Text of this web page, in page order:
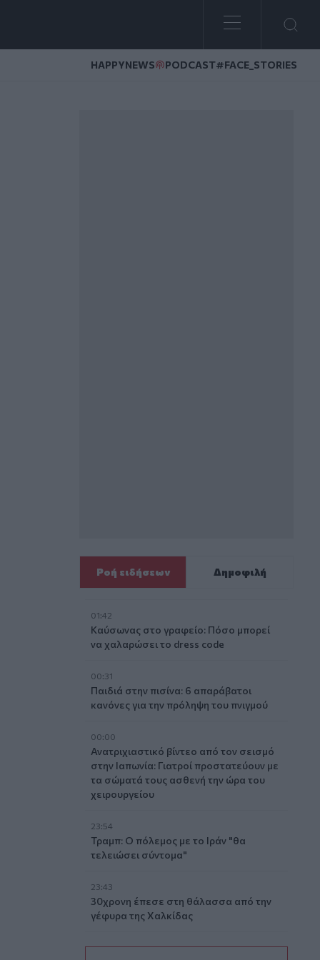
HAPPYNEWS PODCAST#FACE_STORIES
Ροή ειδήσεων Δημοφιλή
01:42
Καύσωνας στο γραφείο: Πόσο μπορεί
να χαλαρώσει το dress code
00:31
Παιδιά στην πισίνα: 6 απαράβατοι
κανόνες για την πρόληψη του πνιγμού
00:00
Ανατριχιαστικό βίντεο από τον σεισμό
στην Ιαπωνία: Γιατροί προστατεύουν με
τα σώματά τους ασθενή την ώρα του
χειρουργείου
23:54
Τραμπ: Ο πόλεμος με το Ιράν "θα
τελειώσει σύντομα"
23:43
30χρονη έπεσε στη θάλασσα από την
γέφυρα της Χαλκίδας
23:32